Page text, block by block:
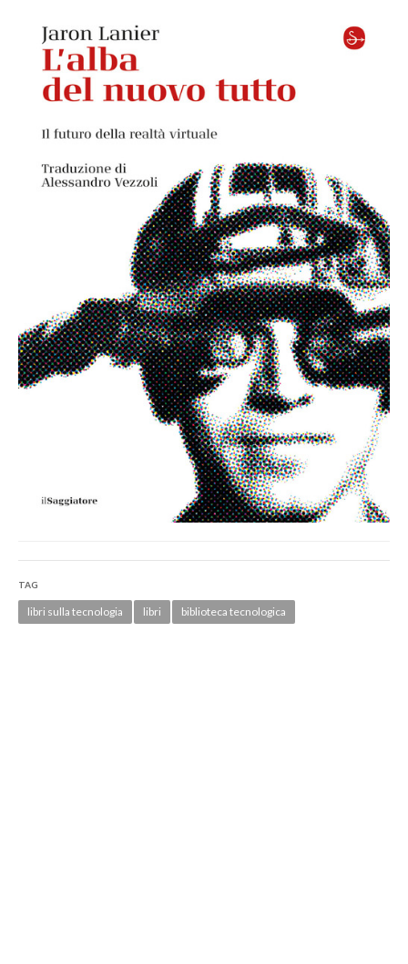
TAG
libri sulla tecnologia libri biblioteca tecnologica